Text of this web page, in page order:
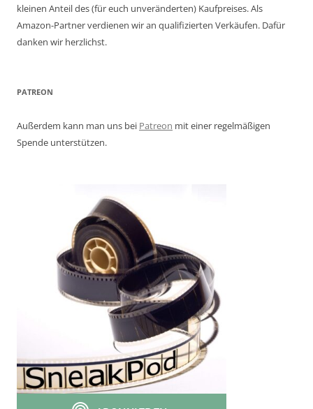
kleinen Anteil des (für euch unveränderten) Kaufpreises. Als
Amazon-Partner verdienen wir an qualifizierten Verkäufen. Dafür
danken wir herzlichst.
PATREON
Außerdem kann man uns bei Patreon mit einer regelmäßigen
Spende unterstützen.